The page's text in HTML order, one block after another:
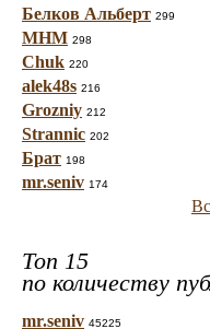
Белков Альберт 299
МНМ 298
Chuk 220
alek48s 216
Grozniy 212
Strannic 202
Брат 198
mr.seniv 174
Топ 15
по количеству
mr.seniv 45225